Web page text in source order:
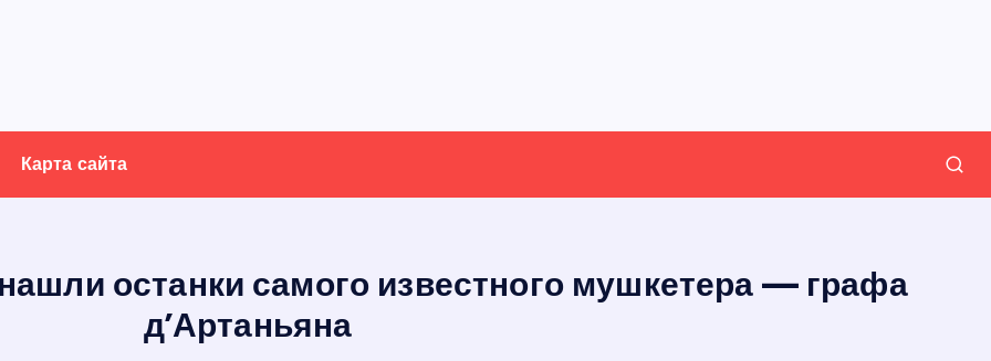
Карта сайта
останки самого известного мушкетера — графа
д’Артаньяна